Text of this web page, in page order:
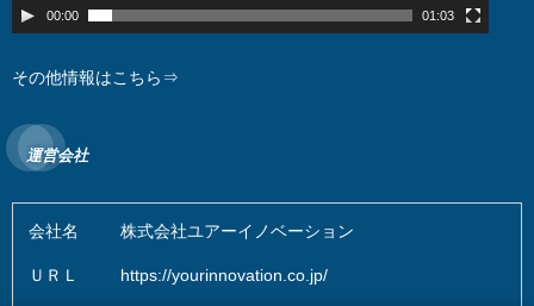
00:00 01:03
その他情報はこちら⇒
運営会社
会社名 株式会社ユアーイノベーション
ＵＲＬ https://yourinnovation.co.jp/